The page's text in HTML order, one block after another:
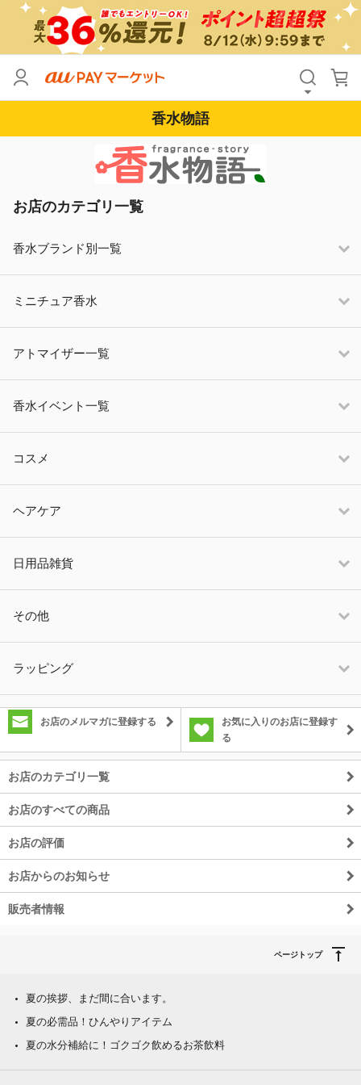
香水物語
お店のカテゴリ一覧
香水ブランド別一覧
ミニチュア香水
アトマイザー一覧
香水イベント一覧
コスメ
ヘアケア
日用品雑貨
その他
ラッピング
お店のメルマガに登録する
お気に入りのお店に登録す
る
お店のカテゴリ一覧
お店のすべての商品
お店の評価
お店からのお知らせ
販売者情報
ページトップ
夏の挨拶、まだ間に合います。
夏の必需品！ひんやりアイテム
夏の水分補給に！ゴクゴク飲めるお茶飲料